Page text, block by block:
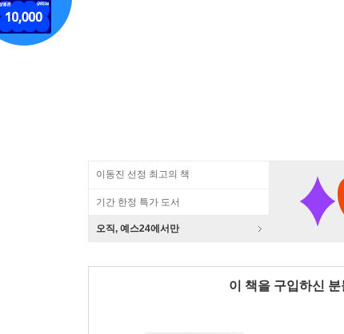
이동진 선정 최고의 책
기간 한정 특가 도서
오직, 예스24에서만
이 책을 구입하신 분